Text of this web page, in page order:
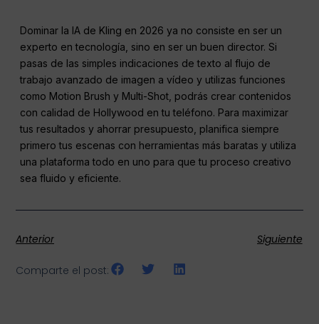
Dominar la IA de Kling en 2026 ya no consiste en ser un
experto en tecnología, sino en ser un buen director. Si
pasas de las simples indicaciones de texto al flujo de
trabajo avanzado de imagen a vídeo y utilizas funciones
como Motion Brush y Multi-Shot, podrás crear contenidos
con calidad de Hollywood en tu teléfono. Para maximizar
tus resultados y ahorrar presupuesto, planifica siempre
primero tus escenas con herramientas más baratas y utiliza
una plataforma todo en uno para que tu proceso creativo
sea fluido y eficiente.
Anterior Siguiente
Comparte el post: